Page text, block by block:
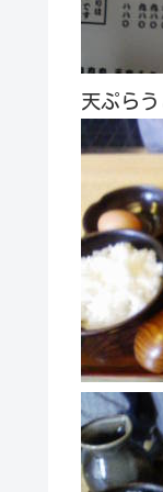
天ぷら